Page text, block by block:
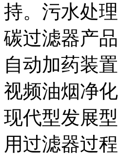
持。污水处
碳过滤器产
自动加药装
视频油烟净
现代型发展
用过滤器过